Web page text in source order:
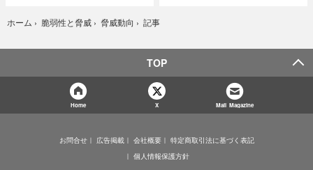
ホーム › 脆弱性と脅威 › 脅威動向 › 記事
TOP
Home X Mail Magazine
お問合せ 広告掲載 会社概要
特定商取引法に基づく表記
個人情報保護方針